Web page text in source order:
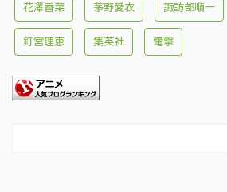
花澤香菜 茅野愛衣 諏訪部順一
釘宮理恵 集英社 電撃